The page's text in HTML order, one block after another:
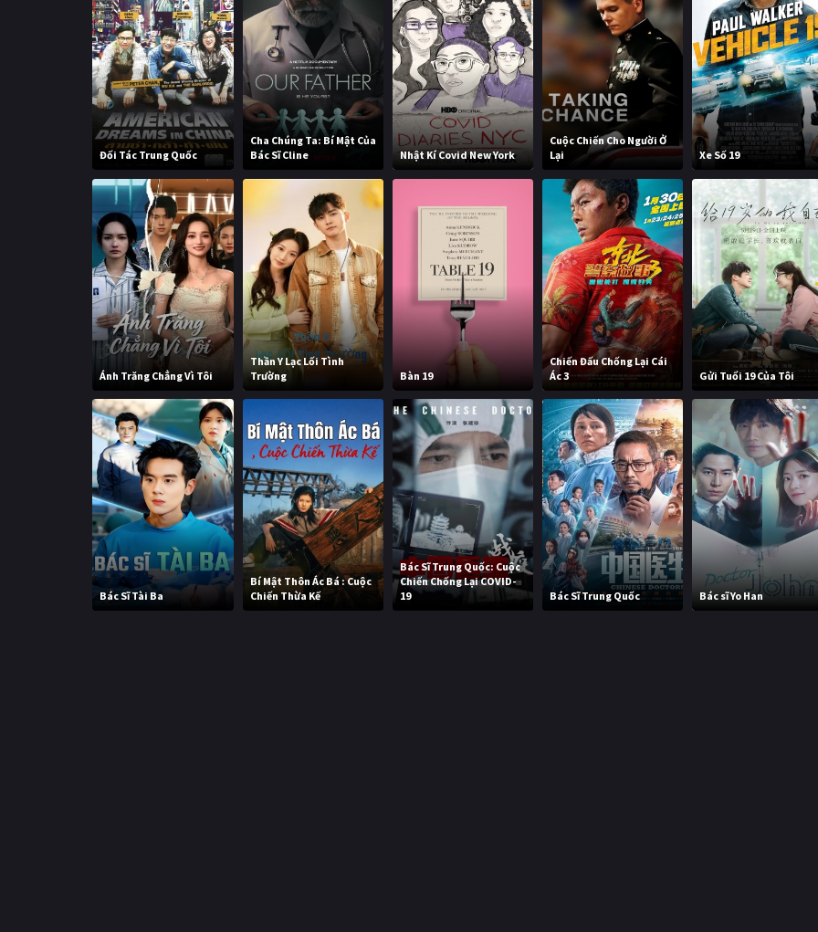
Đối Tác Trung Quốc
Cha Chúng Ta: Bí Mật Của
Bác Sĩ Cline
Nhật Kí Covid New York
Cuộc Chiến Cho Người Ở
Lại
Xe Số 19
Ánh Trăng Chẳng Vì Tôi
Thần Y Lạc Lối Tình
Trường
Bàn 19
Chiến Đấu Chống Lại Cái
Ác 3
Gửi Tuổi 19 Của Tôi
Bác Sĩ Tài Ba
Bí Mật Thôn Ác Bá : Cuộc
Chiến Thừa Kế
Bác Sĩ Trung Quốc: Cuộc
Chiến Chống Lại COVID-
19
Bác Sĩ Trung Quốc Bác sĩ Yo Han